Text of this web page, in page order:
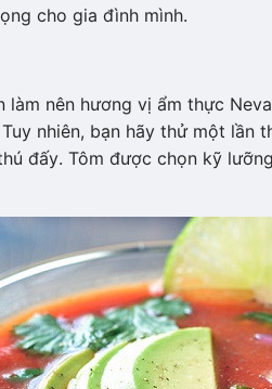
cho gia đình mình.
làm nên hương vị ẩm thực
nhiên, bạn hãy thử một lần
đấy. Tôm được chọn kỹ